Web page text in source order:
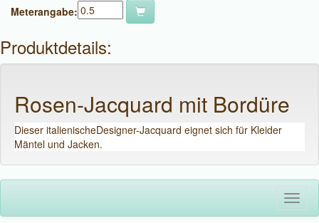
Meterangabe:
Produktdetails:
Rosen-Jacquard mit Bordüre
Dieser italienischeDesigner-Jacquard eignet sich für Kleider
Mäntel und Jacken.